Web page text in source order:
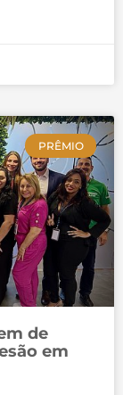
PRÊMIO
de
em